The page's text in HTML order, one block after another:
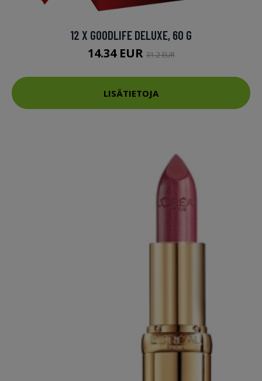
12 X GOODLIFE DELUXE, 60 G
14.34 EUR31.2 EUR
LISÄTIETOJA